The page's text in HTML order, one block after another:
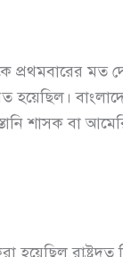
মত
হয়েছিল।
শাসক বা
রাষ্ট্রদূত